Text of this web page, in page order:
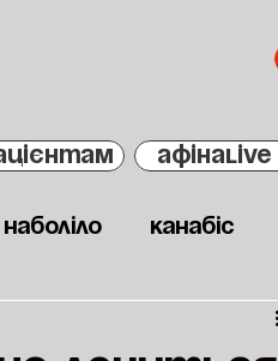
АфінаLIVE
Наболіло Канабіс